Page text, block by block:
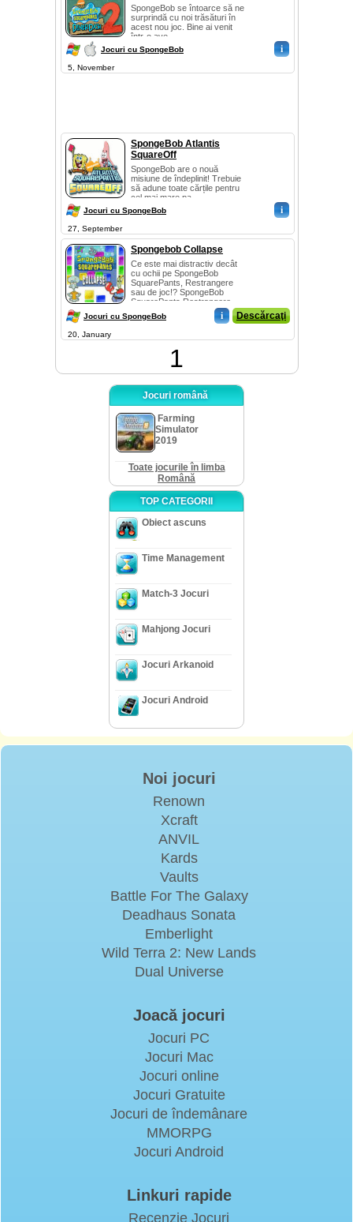
SpongeBob se întoarce să ne
surprindă cu noi trăsături în
acest nou joc. Bine ai venit
într-o ave...
Jocuri cu SpongeBob i
5, November
SpongeBob Atlantis
SquareOff
SpongeBob are o nouă
misiune de îndeplinit! Trebuie
să adune toate cărțile pentru
cel mai mare pa...
Jocuri cu SpongeBob i
27, September
Spongebob Collapse
Ce este mai distractiv decât
cu ochii pe SpongeBob
SquarePants, Restrangere
sau de joc!? SpongeBob
SquarePants Restrangere,
desigur! Târziu jocul...
Jocuri cu SpongeBob i Descărcaţi
20, January
1
Jocuri română
Farming
Simulator
2019
Toate jocurile în limba
Română
TOP CATEGORII
Obiect ascuns
Time Management
Match-3 Jocuri
Mahjong Jocuri
Jocuri Arkanoid
Jocuri Android
Noi jocuri
Renown
Xcraft
ANVIL
Kards
Vaults
Battle For The Galaxy
Deadhaus Sonata
Emberlight
Wild Terra 2: New Lands
Dual Universe
Joacă jocuri
Jocuri PC
Jocuri Mac
Jocuri online
Jocuri Gratuite
Jocuri de îndemânare
MMORPG
Jocuri Android
Linkuri rapide
Recenzie Jocuri